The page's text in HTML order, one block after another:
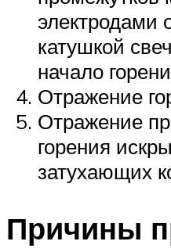
электродами
катушкой
начало
Отражение
Отражение
горения
затухающих
Причины